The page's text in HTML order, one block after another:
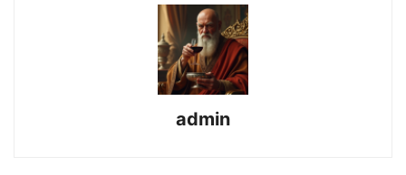
admin